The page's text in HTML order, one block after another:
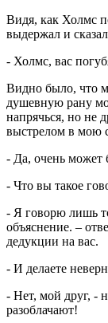
Видя, как Холмс
выдержал и
- Холмс, вас
Видно было, что
душевную рану
напрячься, но не
выстрелом в мою
- Да, очень может
- Что вы такое
- Я говорю лишь
объяснение. –
дедукции на вас.
- И делаете
- Нет, мой друг, -
разоблачают!